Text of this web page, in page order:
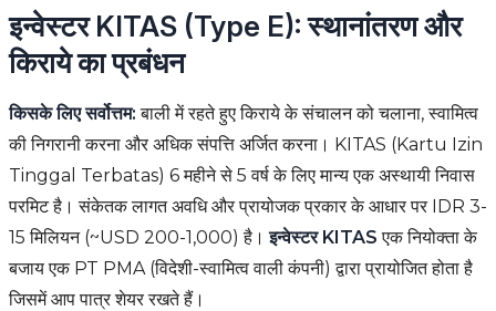
इन्वेस्टर KITAS (Type E): स्थानांतरण और
किराये का प्रबंधन
किसके लिए सर्वोत्तम: बाली में रहते हुए किराये के संचालन को चलाना, स्वामित्व
की निगरानी करना और अधिक संपत्ति अर्जित करना। KITAS (Kartu Izin
Tinggal Terbatas) 6 महीने से 5 वर्ष के लिए मान्य एक अस्थायी निवास
परमिट है। संकेतक लागत अवधि और प्रायोजक प्रकार के आधार पर IDR 3-
15 मिलियन (~USD 200-1,000) है।इन्वेस्टर KITAS एक नियोक्ता के
बजाय एक PT PMA (विदेशी-स्वामित्व वाली कंपनी) द्वारा प्रायोजित होता है
जिसमें आप पात्र शेयर रखते हैं।